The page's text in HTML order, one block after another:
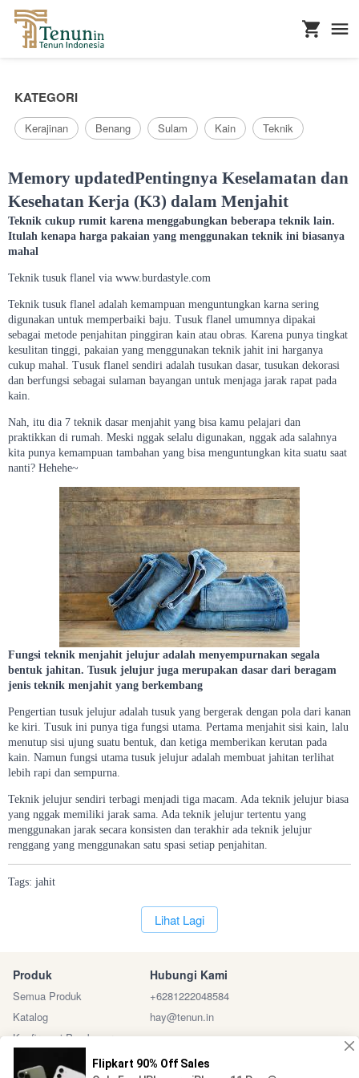
KATEGORI
Kerajinan Benang Sulam Kain Teknik
Memory updatedPentingnya Keselamatan dan
Kesehatan Kerja (K3) dalam Menjahit
Teknik cukup rumit karena menggabungkan beberapa teknik lain.
Itulah kenapa harga pakaian yang menggunakan teknik ini biasanya
mahal
Teknik tusuk flanel via www.burdastyle.com
Teknik tusuk flanel adalah kemampuan menguntungkan karna sering
digunakan untuk memperbaiki baju. Tusuk flanel umumnya dipakai
sebagai metode penjahitan pinggiran kain atau obras. Karena punya tingkat
kesulitan tinggi, pakaian yang menggunakan teknik jahit ini harganya
cukup mahal. Tusuk flanel sendiri adalah tusukan dasar, tusukan dekorasi
dan berfungsi sebagai sulaman bayangan untuk menjaga jarak rapat pada
kain.
Nah, itu dia 7 teknik dasar menjahit yang bisa kamu pelajari dan
praktikkan di rumah. Meski nggak selalu digunakan, nggak ada salahnya
kita punya kemampuan tambahan yang bisa menguntungkan kita suatu saat
nanti? Hehehe~
Fungsi teknik menjahit jelujur adalah menyempurnakan segala
bentuk jahitan. Tusuk jelujur juga merupakan dasar dari beragam
jenis teknik menjahit yang berkembang
Pengertian tusuk jelujur adalah tusuk yang bergerak dengan pola dari kanan
ke kiri. Tusuk ini punya tiga fungsi utama. Pertama menjahit sisi kain, lalu
menutup sisi ujung suatu bentuk, dan ketiga memberikan kerutan pada
kain. Namun fungsi utama tusuk jelujur adalah membuat jahitan terlihat
lebih rapi dan sempurna.
Teknik jelujur sendiri terbagi menjadi tiga macam. Ada teknik jelujur biasa
yang nggak memiliki jarak sama. Ada teknik jelujur tertentu yang
menggunakan jarak secara konsisten dan terakhir ada teknik jelujur
renggang yang menggunakan satu spasi setiap penjahitan.
Tags: jahit
`Lihat Lagi
Produk
Semua Produk
Katalog
Konfirmasi Pembayaran
Hubungi Kami
+6281222048584
hay@tenun.in
Sosial Media Marketplace